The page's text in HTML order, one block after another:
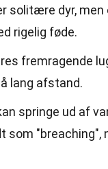
solitære dyr, men
rigelig føde.
fremragende
lang afstand.
springe ud af
som "breaching",